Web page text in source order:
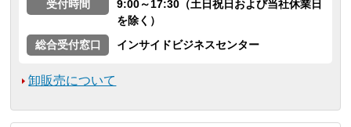
受付時間
9:00～17:30（土日祝日および当社休業日
を除く）
総合受付窓口
インサイドビジネスセンター
卸販売について